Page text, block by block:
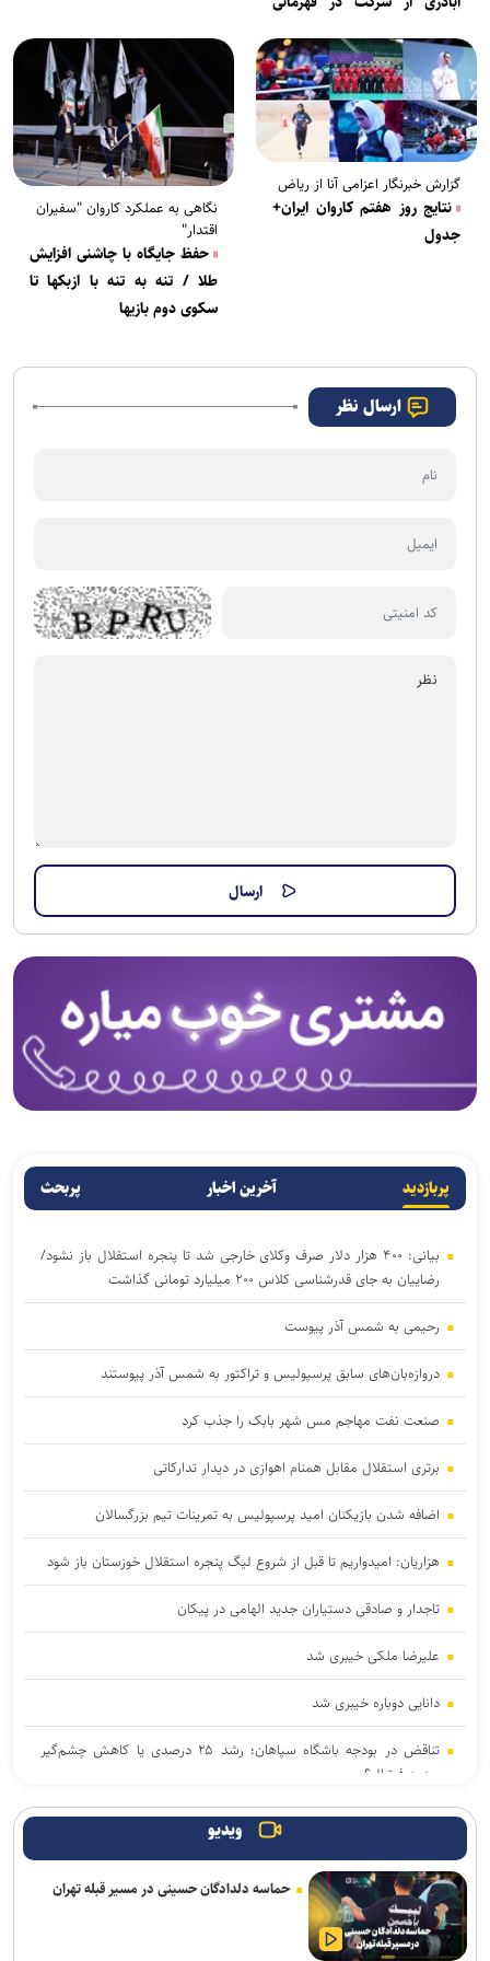
گزارش خبرنگار اعزامی آنا از ریاض
نتایج روز هفتم کاروان ایران+
جدول
نگاهی به عملکرد کاروان "سفیران
اقتدار"
حفظ جایگاه با چاشنی افزایش
طلا / تنه به تنه با ازبکها تا
سکوی دوم بازیها
ارسال نظر
پربازدید آخرین اخبار پربحث
بیانی: ۴۰۰ هزار دلار صرف وکلای خارجی شد تا پنجره استقلال باز نشود/
رضاییان به جای قدرشناسی کلاس ۲۰۰ میلیارد تومانی گذاشت
رحیمی به شمس آذر پیوست
دروازه‌بان‌های سابق پرسپولیس و تراکتور به شمس آذر پیوستند
صنعت نفت مهاجم مس شهر بابک را جذب کرد
برتری استقلال مقابل همنام اهوازی در دیدار تدارکاتی
اضافه شدن بازیکنان امید پرسپولیس به تمرینات تیم بزرگسالان
هزاریان: امیدواریم تا قبل از شروع لیگ پنجره استقلال خوزستان باز شود
تاجدار و صادقی دستیاران جدید الهامی در پیکان
علیرضا ملکی خیبری شد
دانایی دوباره خیبری شد
تناقض در بودجه باشگاه سپاهان؛ رشد ۲۵ درصدی یا کاهش چشم‌گیر
بودجه فوتبال؟
فلاح به صنعت نفت پیوست
مدیرعامل پرسپولیس سفیر افتخاری چوگان شد
مدال طلای زارعی در بلاروس/ دومین رکوردشکنی دونده ایران در آستانه
بازی‌های آسیایی
ویدیو
حماسه دلدادگان حسینی در مسیر قبله تهران